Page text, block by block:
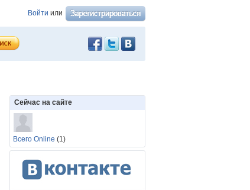
Войти или
Сейчас на сайте
Всего Online (1)